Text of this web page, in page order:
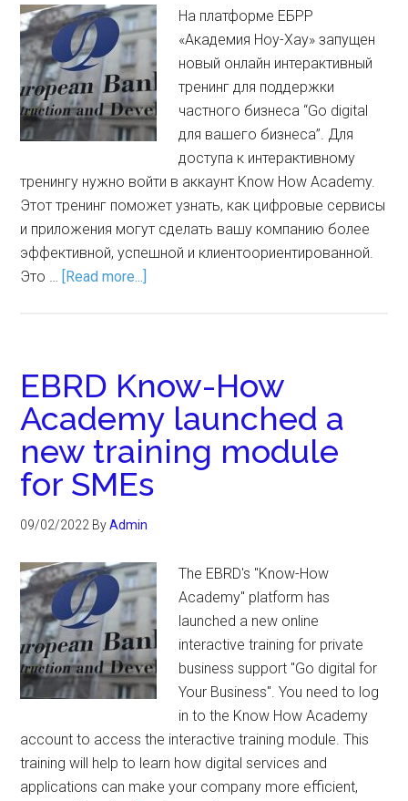
На платформе ЕБРР
«Академия Ноу-Хау» запущен
новый онлайн интерактивный
тренинг для поддержки
частного бизнеса “Go digital
для вашего бизнеса”. Для
доступа к интерактивному
тренингу нужно войти в аккаунт Know How Academy.
Этот тренинг поможет узнать, как цифровые сервисы
и приложения могут сделать вашу компанию более
эффективной, успешной и клиентоориентированной.
Это … [Read more...]
EBRD Know-How
Academy launched a
new training module
for SMEs
09/02/2022 ByAdmin
The EBRD's "Know-How
Academy" platform has
launched a new online
interactive training for private
business support "Go digital for
Your Business". You need to log
in to the Know How Academy
account to access the interactive training module. This
training will help to learn how digital services and
applications can make your company more efficient,